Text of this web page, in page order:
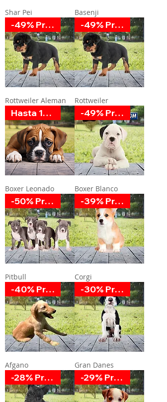
Shar Pei Basenji
-49% Promoción
Rottweiler Aleman
-49% Promoción
Rottweiler
Hasta 12 MSI
Boxer Leonado
-49% Promoción
Boxer Blanco
-50% Promoción
Pitbull
-39% Promoción
Corgi
-40% Promoción
Afgano
-30% Promoción
Gran Danes
-28% Promoción -29% Promoción